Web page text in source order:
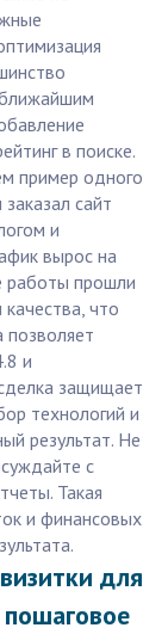
в поиске.
пример одного
сайт
и
вырос на
работы прошли
что
и
защищает
технологий и
результат. Не
с
Такая
и финансовых
для